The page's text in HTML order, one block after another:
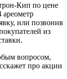
Кип по цене
ареометр
или позвонив
из
вопросом,
про акции